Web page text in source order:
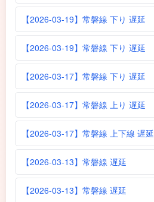
【2026-03-19】常磐線 下り 遅延
【2026-03-19】常磐線 下り 遅延
【2026-03-17】常磐線 下り 遅延
【2026-03-17】常磐線 上り 遅延
【2026-03-17】常磐線 上下線 遅延
【2026-03-13】常磐線 遅延
【2026-03-13】常磐線 遅延